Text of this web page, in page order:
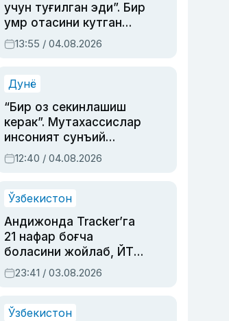
учун туғилган эди”. Бир
умр отасини кутган
актриса ва дубльяж
устаси Римма
синовларга тўла ҳаёти
13:55 / 04.08.2026
Дунё
“Бир оз секинлашиш
керак”. Мутахассислар
инсоният сунъий
интеллектни бошқара
олмай қолишидан
12:40 / 04.08.2026
Ўзбекистон
Андижонда Tracker’га
21 нафар боғча
боласини жойлаб, ЙТҲ
содир этган аёлга суд
ҳукми ўқилди
23:41 / 03.08.2026
Ўзбекистон